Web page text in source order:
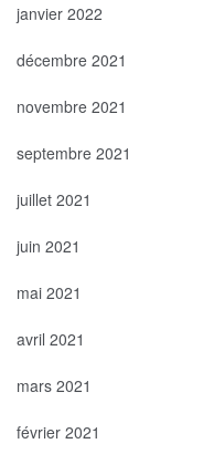
janvier 2022
décembre 2021
novembre 2021
septembre 2021
juillet 2021
juin 2021
mai 2021
avril 2021
mars 2021
février 2021